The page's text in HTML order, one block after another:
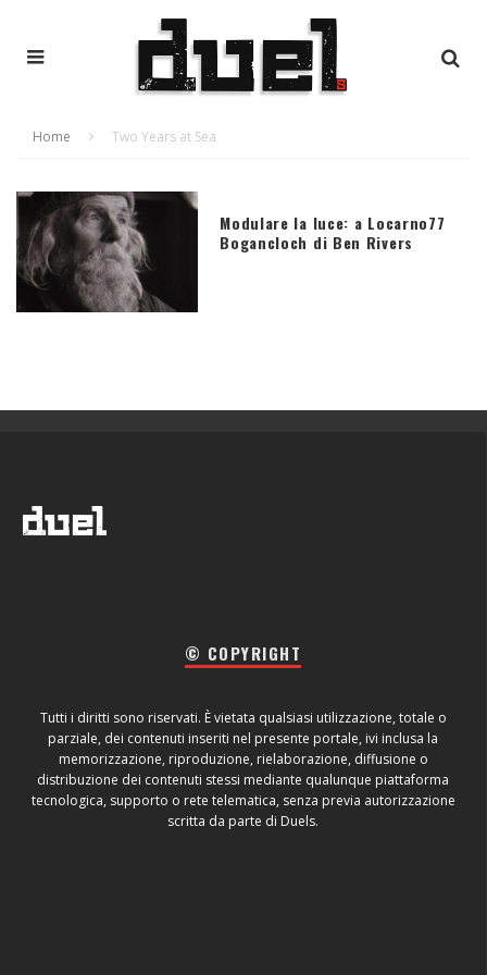
Home Two Years at Sea
Modulare la luce: a Locarno77
Bogancloch di Ben Rivers
© COPYRIGHT
Tutti i diritti sono riservati. È vietata qualsiasi utilizzazione, totale o
parziale, dei contenuti inseriti nel presente portale, ivi inclusa la
memorizzazione, riproduzione, rielaborazione, diffusione o
distribuzione dei contenuti stessi mediante qualunque piattaforma
tecnologica, supporto o rete telematica, senza previa autorizzazione
scritta da parte di Duels.